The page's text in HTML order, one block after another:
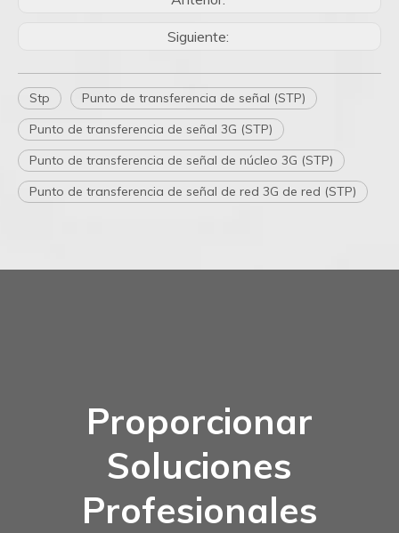
Siguiente:
Stp
Punto de transferencia de señal (STP)
Punto de transferencia de señal 3G (STP)
Punto de transferencia de señal de núcleo 3G (STP)
Punto de transferencia de señal de red 3G de red (STP)
Proporcionar
Soluciones
Profesionales